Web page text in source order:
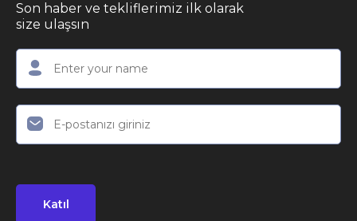
Son haber ve tekliflerimiz ilk olarak
size ulaşsın
Katıl